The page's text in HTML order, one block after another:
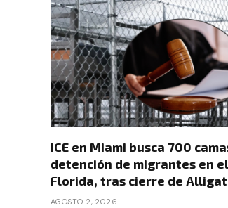
ICE en Miami busca 700
detención de migrantes en
Florida, tras cierre de
AGOSTO 2, 2026